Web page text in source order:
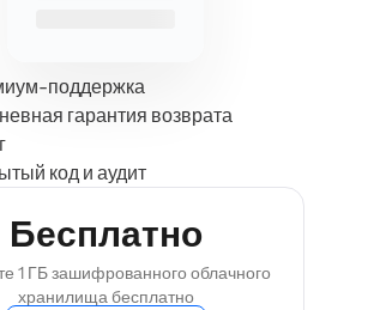
поддержка
гарантия возврата
код и аудит
Бесплатно
1 ГБ зашифрованного облачного
хранилища бесплатно